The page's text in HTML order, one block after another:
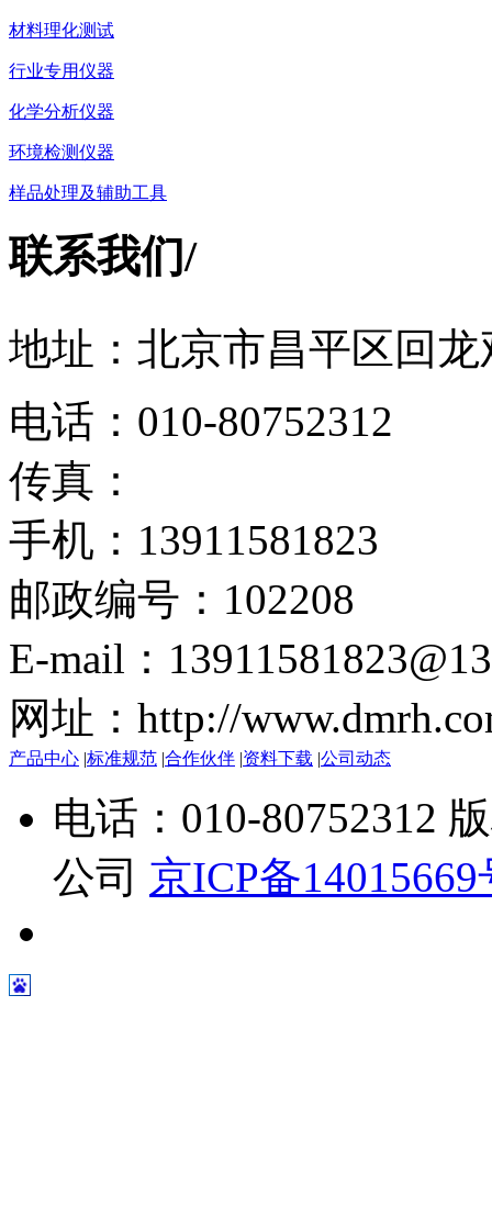
材料理化测试
行业专用仪器
化学分析仪器
环境检测仪器
样品处理及辅助工具
联系我们/
地址：北京市昌平区回
电话：010-80752312
传真：
手机：13911581823
邮政编号：102208
E-mail：
网址：http://
产品中心 |标准规范 |合作伙伴 |资料下载 |公司动态
电话：010-80752312
公司 京ICP备14015669